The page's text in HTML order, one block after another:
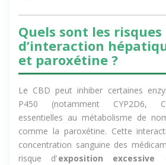
Quels sont les risques
d’interaction
et paroxétine ?
Le CBD peut inhiber certaines
P450 (notamment CYP2D6,
essentielles au métabolisme de
comme la paroxétine. Cette
concentration sanguine des